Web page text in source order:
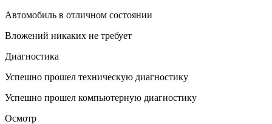
Автомобиль в отличном состоянии
Вложений никаких не требует
Диагностика
Успешно прошел техническую диагностику
Успешно прошел компьютерную диагностику
Осмотр